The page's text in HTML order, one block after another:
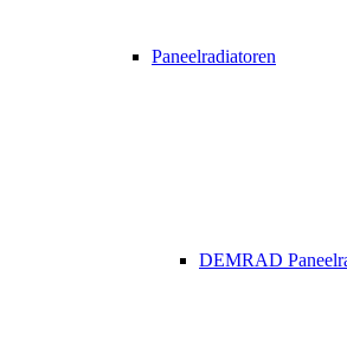
Paneelradiatoren
DEMRAD